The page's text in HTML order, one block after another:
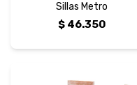
Sillas Metro
$ 46.350